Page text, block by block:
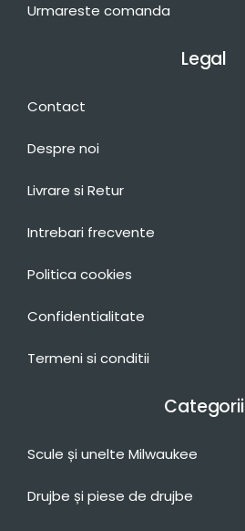
Urmareste comanda
Legal
Contact
Despre noi
Livrare si Retur
Intrebari frecvente
Politica cookies
Confidentialitate
Termeni si conditii
Categorii
Scule și unelte Milwaukee
Drujbe și piese de drujbe